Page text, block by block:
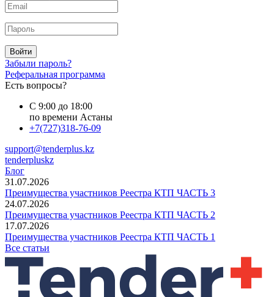
Войти
Забыли пароль?
Реферальная программа
Есть вопросы?
С 9:00 до 18:00
по времени Астаны
+7(727)318-76-09
support@tenderplus.kz
tenderpluskz
Блог
31.07.2026
Преимущества участников Реестра КТП ЧАСТЬ 3
24.07.2026
Преимущества участников Реестра КТП ЧАСТЬ 2
17.07.2026
Преимущества участников Реестра КТП ЧАСТЬ 1
Все статьи